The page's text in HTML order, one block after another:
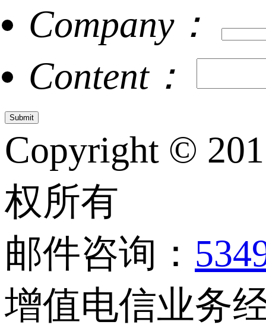
Company：
Content：
Copyright ©
权所有
邮件咨询：
增值电信业务